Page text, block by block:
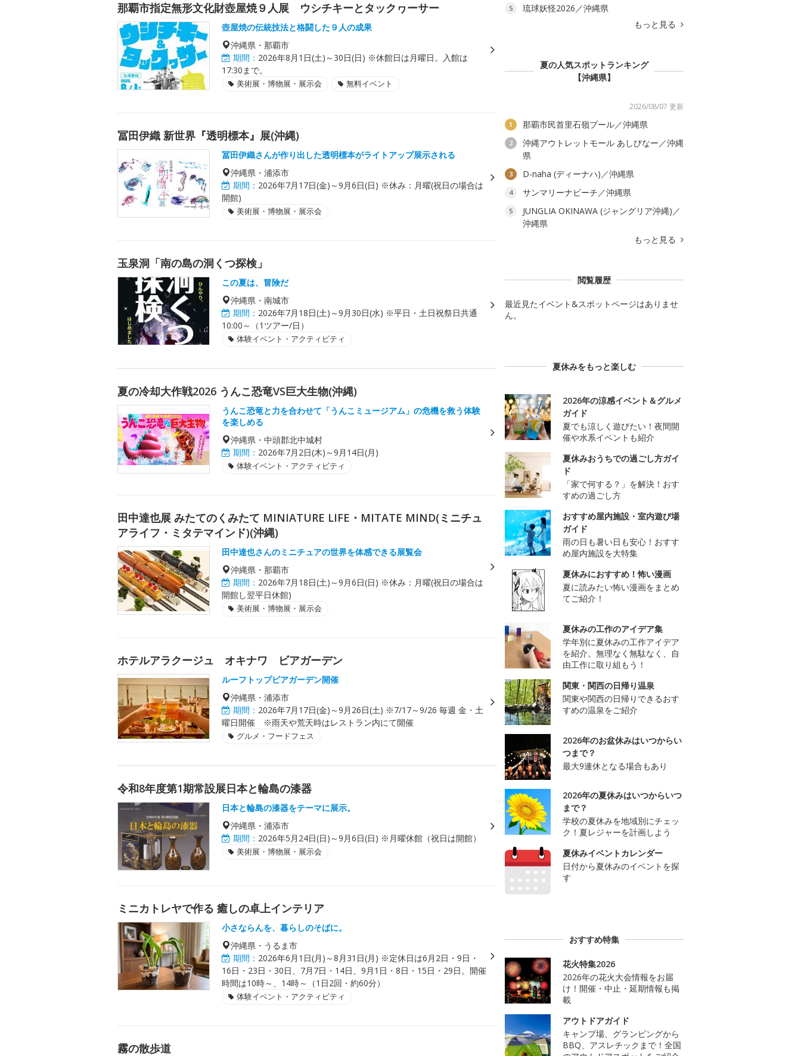
那覇市指定無形文化財壺屋焼９人展 ウシチキーとタックヮーサー
壺屋焼の伝統技法と格闘した９人の成果
沖縄県・那覇市
期間： 2026年8月1日(土)～30日(日) ※休館日は月曜日。入館は
17:30まで。
美術展・博物展・展示会 無料イベント
冨田伊織 新世界『透明標本』展(沖縄)
冨田伊織さんが作り出した透明標本がライトアップ展示される
沖縄県・浦添市
期間： 2026年7月17日(金)～9月6日(日) ※休み：月曜(祝日の場合は
開館)
美術展・博物展・展示会
玉泉洞「南の島の洞くつ探検」
この夏は、冒険だ
沖縄県・南城市
期間： 2026年7月18日(土)～9月30日(水) ※平日・土日祝祭日共通
10:00～（1ツアー/日）
体験イベント・アクティビティ
夏の冷却大作戦2026 うんこ恐竜VS巨大生物(沖縄)
うんこ恐竜と力を合わせて「うんこミュージアム」の危機を救う体験
を楽しめる
沖縄県・中頭郡北中城村
期間： 2026年7月2日(木)～9月14日(月)
体験イベント・アクティビティ
田中達也展 みたてのくみたて MINIATURE LIFE・MITATE MIND(ミニチュ
アライフ・ミタテマインド)(沖縄)
田中達也さんのミニチュアの世界を体感できる展覧会
沖縄県・那覇市
期間： 2026年7月18日(土)～9月6日(日) ※休み：月曜(祝日の場合は
開館し翌平日休館)
美術展・博物展・展示会
ホテルアラクージュ オキナワ ビアガーデン
ルーフトップビアガーデン開催
沖縄県・浦添市
期間： 2026年7月17日(金)～9月26日(土) ※7/17～9/26 毎週 金・土
曜日開催 ※雨天や荒天時はレストラン内にて開催
グルメ・フードフェス
令和8年度第1期常設展日本と輪島の漆器
日本と輪島の漆器をテーマに展示。
沖縄県・浦添市
期間： 2026年5月24日(日)～9月6日(日) ※月曜休館（祝日は開館）
美術展・博物展・展示会
ミニカトレヤで作る 癒しの卓上インテリア
小さならんを、暮らしのそばに。
沖縄県・うるま市
期間： 2026年6月1日(月)～8月31日(月) ※定休日は6月2日・9日・
16日・23日・30日、7月7日・14日、9月1日・8日・15日・29日。開催
時間は10時～、14時～（1日2回・約60分）
体験イベント・アクティビティ
霧の散歩道
5
琉球妖怪2026／沖縄県
もっと見る
夏の人気スポットランキング
【沖縄県】
2026/08/07 更新
1 那覇市民首里石嶺プール／沖縄県
2
沖縄アウトレットモール あしびなー／沖縄
県
3 D-naha (ディーナハ)／沖縄県
4 サンマリーナビーチ／沖縄県
5
JUNGLIA OKINAWA (ジャングリア沖縄)／
沖縄県
もっと見る
閲覧履歴
最近見たイベント&スポットページはありませ
ん。
夏休みをもっと楽しむ
2026年の涼感イベント＆グルメ
ガイド
夏でも涼しく遊びたい！夜間開
催や水系イベントも紹介
夏休みおうちでの過ごし方ガイ
ド
「家で何する？」を解決！おす
すめの過ごし方
おすすめ屋内施設・室内遊び場
ガイド
雨の日も暑い日も安心！おすす
め屋内施設を大特集
夏休みにおすすめ！怖い漫画
夏に読みたい怖い漫画をまとめ
てご紹介！
夏休みの工作のアイデア集
学年別に夏休みの工作アイデア
を紹介。無理なく無駄なく、自
由工作に取り組もう！
関東・関西の日帰り温泉
関東や関西の日帰りできるおす
すめの温泉をご紹介
2026年のお盆休みはいつからい
つまで？
最大9連休となる場合もあり
2026年の夏休みはいつからいつ
まで？
学校の夏休みを地域別にチェッ
ク！夏レジャーを計画しよう
夏休みイベントカレンダー
日付から夏休みのイベントを探
す
おすすめ特集
花火特集2026
2026年の花火大会情報をお届
け！開催・中止・延期情報も掲
載
アウトドアガイド
キャンプ場、グランピングから
BBQ、アスレチックまで！全国